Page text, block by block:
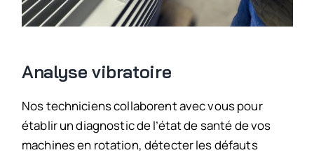
Analyse vibratoire
Nos techniciens collaborent avec vous pour
établir un diagnostic de l’état de santé de vos
machines en rotation, détecter les défauts